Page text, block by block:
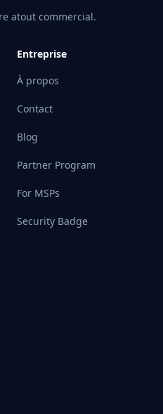
atout commercial.
Entreprise
À propos
Contact
Blog
Partner Program
For MSPs
Security Badge